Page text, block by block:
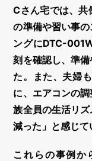
Cさん宅では、共
の準備や習い事
ングにDTC-
刻を確認し、準
た。また、夫婦
に、エアコンの
族全員の生活リ
減った」と感じて
これらの事例か